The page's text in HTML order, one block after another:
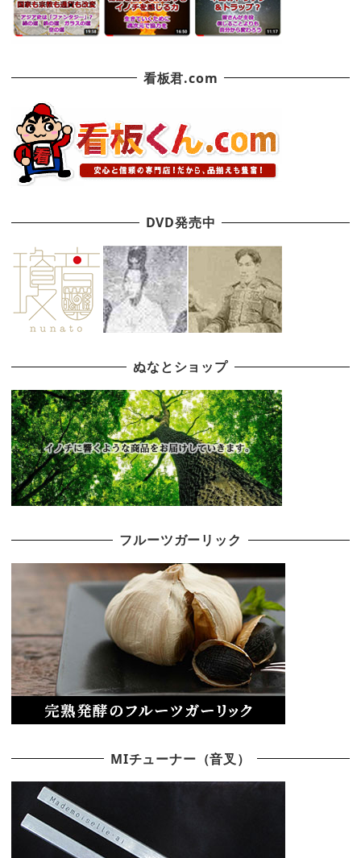
看板君.com
DVD発売中
ぬなとショップ
フルーツガーリック
MIチューナー（音叉）